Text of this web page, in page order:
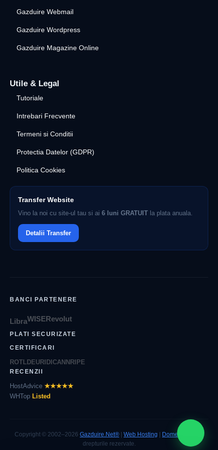
Gazduire Webmail
Gazduire Wordpress
Gazduire Magazine Online
Utile & Legal
Tutoriale
Intrebari Frecvente
Termeni si Conditii
Protectia Datelor (GDPR)
Politica Cookies
Transfer Website
Vino la noi cu site-ul tau si ai 6 luni GRATUIT la plata anuala.
Detalii Transfer
BANCI PARTENERE
LibraWISERevolut
PLATI SECURIZATE
CERTIFICARI
ROTLDEURIDICANNRIPE
RECENZII
HostAdvice ★★★★★
WHTop Listed
Copyright © 2002–2026 Gazduire.Net® | Web Hosting | Domenii
drepturile rezervate.